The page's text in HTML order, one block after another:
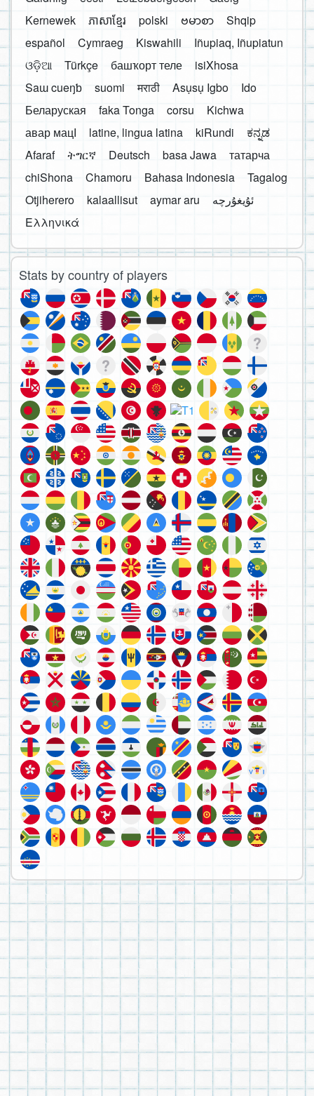
Kernewek
ភាសាខ្មែរ polski ဗမာစာ
Shqip
español
Cymraeg Kiswahili
Iñupiaq, Iñupiatun
ଓଡ଼ିଆ
Türkçe башҡорт теле
isiXhosa
Saɯ cueŋƅ
suomi मराठी Asụsụ Igbo
Ido
Беларуская
faka Tonga corsu
Kichwa
авар мацӀ
latine, lingua latina kiRundi
ಕನ್ನಡ
Afaraf
ትግርኛ Deutsch basa Jawa
татарча
chiShona
Chamoru Bahasa Indonesia
Tagalog
Otjiherero
kalaallisut aymar aru
Ελληνικά
Stats by country of players